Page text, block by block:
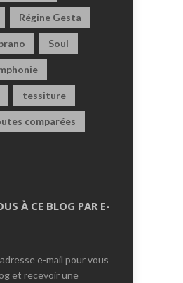
Régine Gesta
Soul
tessiture
comparées
À CE BLOG PAR E-
e-mail pour vous
et recevoir une